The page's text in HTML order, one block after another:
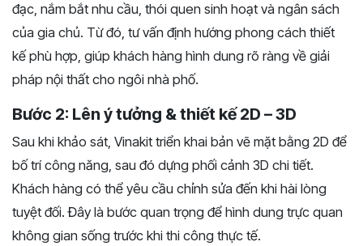
đạc, nắm bắt nhu cầu, thói quen sinh hoạt và ngân sách
của gia chủ. Từ đó, tư vấn định hướng phong cách thiết
kế phù hợp, giúp khách hàng hình dung rõ ràng về giải
pháp nội thất cho ngôi nhà phố.
Bước 2: Lên ý tưởng & thiết kế 2D – 3D
Sau khi khảo sát, Vinakit triển khai bản vẽ mặt bằng 2D để
bố trí công năng, sau đó dựng phối cảnh 3D chi tiết.
Khách hàng có thể yêu cầu chỉnh sửa đến khi hài lòng
tuyệt đối. Đây là bước quan trọng để hình dung trực quan
không gian sống trước khi thi công thực tế.